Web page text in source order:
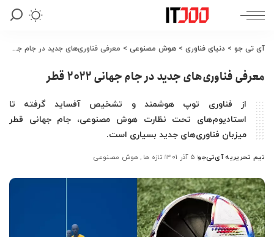
آی تی جو > دنیای فناوری > هوش مصنوعی > معرفی فناوری‌های جدید در جام جهانی 2022 قطر
معرفی فناوری‌های جدید در جام جهانی 2022 قطر
از فناوری توپ هوشمند و تشخیص آفساید گرفته تا
استادیوم‌های تحت نظارت هوش مصنوعی، جام جهانی قطر
میزبان فناوری‌های جدید بسیاری است.
ارسال
توسط
تیم تحریریه آی‌تی‌جو ۵ آذر ۱۴۰۱ تازه ها هوش مصنوعی